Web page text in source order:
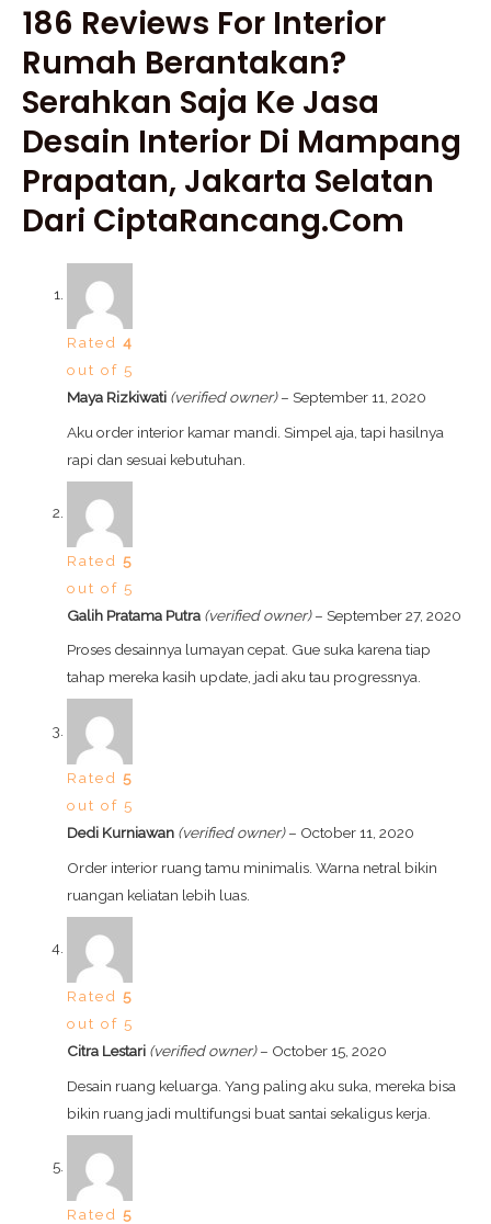
186 Reviews For Interior
Rumah Berantakan?
Serahkan Saja Ke Jasa
Desain Interior Di Mampang
Prapatan, Jakarta Selatan
Dari CiptaRancang.com
Rated4
out of 5
Maya Rizkiwati (verified owner) – September 11, 2020
Aku order interior kamar mandi. Simpel aja, tapi hasilnya
rapi dan sesuai kebutuhan.
Rated5
out of 5
Galih Pratama Putra (verified owner) – September 27, 2020
Proses desainnya lumayan cepat. Gue suka karena tiap
tahap mereka kasih update, jadi aku tau progressnya.
Rated5
out of 5
Dedi Kurniawan (verified owner) – October 11, 2020
Order interior ruang tamu minimalis. Warna netral bikin
ruangan keliatan lebih luas.
Rated5
out of 5
Citra Lestari (verified owner) – October 15, 2020
Desain ruang keluarga. Yang paling aku suka, mereka bisa
bikin ruang jadi multifungsi buat santai sekaligus kerja.
Rated5